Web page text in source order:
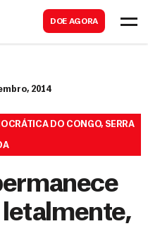
DOE AGORA
2014
DO CONGO, SERRA